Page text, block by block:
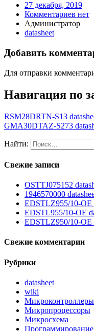
27 декабря, 2019
Комментариев нет
Администратор
datasheet
Добавить
Для отправки
Навигация по
RSM28DRTN-S13
GMA30DTAZ-S273
Найти:
Свежие записи
OSTTJ075152
1946570000
EDSTLZ955/10-OE
EDSTL955/10-OE
EDSTLZ950/10-OE
Свежие комментарии
Рубрики
datasheet
wiki
Микроконтроллеры
Микропроцессоры
Микросхема
Программирование